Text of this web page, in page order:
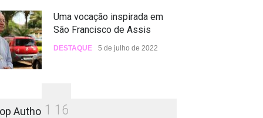
Uma vocação inspirada em
São Francisco de Assis
DESTAQUE 5 de julho de 2022
Authors1 1 6